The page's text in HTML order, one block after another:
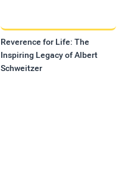
Reverence for Life: The
Inspiring Legacy of Albert
Schweitzer